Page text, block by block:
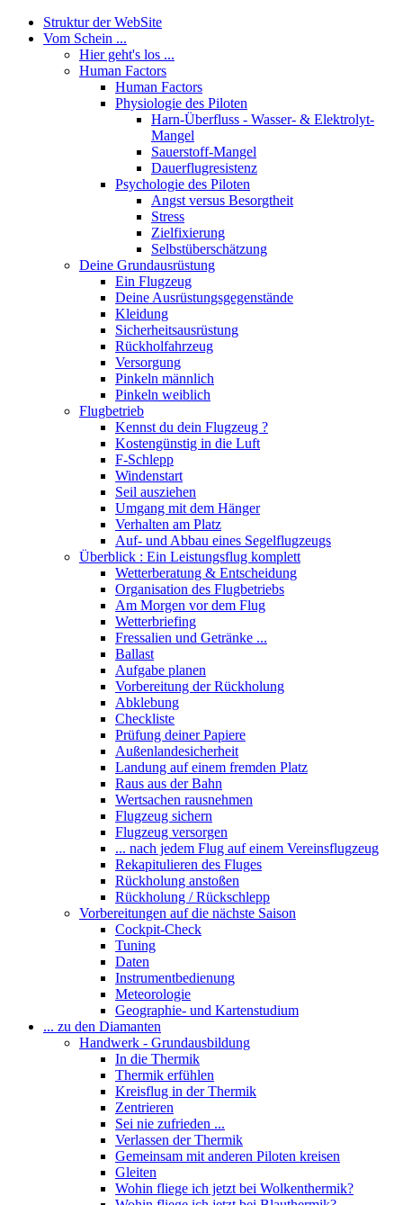
Struktur der WebSite
Vom Schein ...
Hier geht's los ...
Human Factors
Human Factors
Physiologie des Piloten
Harn-Überfluss - Wasser- & Elektrolyt-
Mangel
Sauerstoff-Mangel
Dauerflugresistenz
Psychologie des Piloten
Angst versus Besorgtheit
Stress
Zielfixierung
Selbstüberschätzung
Deine Grundausrüstung
Ein Flugzeug
Deine Ausrüstungsgegenstände
Kleidung
Sicherheitsausrüstung
Rückholfahrzeug
Versorgung
Pinkeln männlich
Pinkeln weiblich
Flugbetrieb
Kennst du dein Flugzeug ?
Kostengünstig in die Luft
F-Schlepp
Windenstart
Seil ausziehen
Umgang mit dem Hänger
Verhalten am Platz
Auf- und Abbau eines Segelflugzeugs
Überblick : Ein Leistungsflug komplett
Wetterberatung & Entscheidung
Organisation des Flugbetriebs
Am Morgen vor dem Flug
Wetterbriefing
Fressalien und Getränke ...
Ballast
Aufgabe planen
Vorbereitung der Rückholung
Abklebung
Checkliste
Prüfung deiner Papiere
Außenlandesicherheit
Landung auf einem fremden Platz
Raus aus der Bahn
Wertsachen rausnehmen
Flugzeug sichern
Flugzeug versorgen
... nach jedem Flug auf einem Vereinsflugzeug
Rekapitulieren des Fluges
Rückholung anstoßen
Rückholung / Rückschlepp
Vorbereitungen auf die nächste Saison
Cockpit-Check
Tuning
Daten
Instrumentbedienung
Meteorologie
Geographie- und Kartenstudium
... zu den Diamanten
Handwerk - Grundausbildung
In die Thermik
Thermik erfühlen
Kreisflug in der Thermik
Zentrieren
Sei nie zufrieden ...
Verlassen der Thermik
Gemeinsam mit anderen Piloten kreisen
Gleiten
Wohin fliege ich jetzt bei Wolkenthermik?